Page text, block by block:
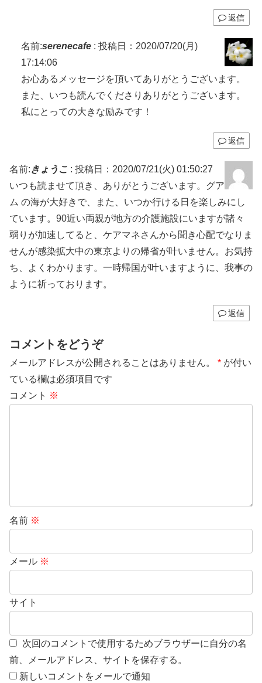
返信
名前:serenecafe : 投稿日：2020/07/20(月)
17:14:06
お心あるメッセージを頂いてありがとうございます。
また、いつも読んでくださりありがとうございます。
私にとっての大きな励みです！
返信
名前:きょうこ : 投稿日：2020/07/21(火) 01:50:27
いつも読ませて頂き、ありがとうございます。グア
ム の海が大好きで、また、いつか行ける日を楽しみにし
ています。90近い両親が地方の介護施設にいますが諸々
弱りが加速してると、ケアマネさんから聞き心配でなりま
せんが感染拡大中の東京よりの帰省が叶いません。お気持
ち、よくわかります。一時帰国が叶いますように、我事の
ように祈っております。
返信
コメントをどうぞ
メールアドレスが公開されることはありません。 * が付い
ている欄は必須項目です
コメント ※
名前 ※
メール ※
サイト
次回のコメントで使用するためブラウザーに自分の名
前、メールアドレス、サイトを保存する。
新しいコメントをメールで通知